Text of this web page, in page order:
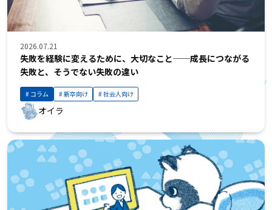
2026.07.21
失敗を経験に変えるために、大切なこと──成長につながる
失敗と、そうでない失敗の違い
コラム 新卒向け 社会人向け
オイラ